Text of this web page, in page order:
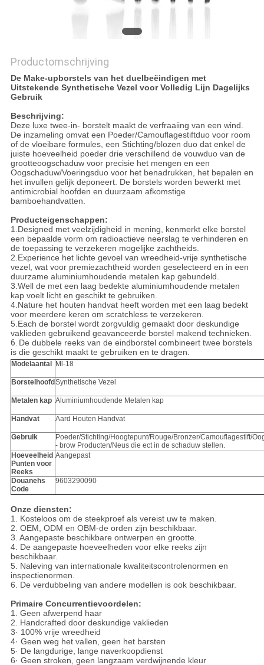
Productomschrijving
De Make-upborstels van het duelbeëindigen met
Uitstekende Synthetische Vezel voor Volledig Lijn Dagelijks
Gebruik
Beschrijving:
Deze luxe twee-in- borstelt maakt de verfraaiing van een wind.
De inzameling omvat een Poeder/Camouflagestiftduo voor room
of de vloeibare formules, een Stichting/blozen duo dat enkel de
juiste hoeveelheid poeder drie verschillend de vouwduo van de
grootteoogschaduw voor precisie het mengen en een
Oogschaduw/Voeringsduo voor het benadrukken, het bepalen en
het invullen gelijk deponeert. De borstels worden bewerkt met
antimicrobial hoofden en duurzaam afkomstige
bamboehandvatten.
Producteigenschappen:
1.Designed met veelzijdigheid in mening, kenmerkt elke borstel
een bepaalde vorm om radioactieve neerslag te verhinderen en
de toepassing te verzekeren mogelijke zachtheids.
2.Experience het lichte gevoel van wreedheid-vrije synthetische
vezel, wat voor premiezachtheid worden geselecteerd en in een
duurzame aluminiumhoudende metalen kap gebundeld.
3.Well de met een laag bedekte aluminiumhoudende metalen
kap voelt licht en geschikt te gebruiken.
4.Nature het houten handvat heeft worden met een laag bedekt
voor meerdere keren om scratchless te verzekeren.
5.Each de borstel wordt zorgvuldig gemaakt door deskundige
vaklieden gebruikend geavanceerde borstel makend technieken.
6. De dubbele reeks van de eindborstel combineert twee borstels
is die geschikt maakt te gebruiken en te dragen.
Modelaantal Ml-18
Borstelhoofd Synthetische Vezel
Metalen kap Aluminiumhoudende Metalen kap
Handvat Aard Houten Handvat
Gebruik
Poeder/Stichting/Hoogtepunt/Rouge/Bronzer/Camouflagestift/
- brow Producten/Neus die ect in de schaduw stellen.
Hoeveelheid
Punten voor
Reeks
Aangepast
Douanehs
Code
9603290090
Onze diensten:
1. Kosteloos om de steekproef als vereist uw te maken.
2. OEM, ODM en OBM-de orden zijn beschikbaar.
3. Aangepaste beschikbare ontwerpen en grootte.
4. De aangepaste hoeveelheden voor elke reeks zijn
beschikbaar.
5. Naleving van internationale kwaliteitscontrolenormen en
inspectienormen.
6. De verdubbeling van andere modellen is ook beschikbaar.
Primaire Concurrentievoordelen:
1. Geen afwerpend haar
2. Handcrafted door deskundige vaklieden
3· 100% vrije wreedheid
4· Geen weg het vallen, geen het barsten
5· De langdurige, lange naverkoopdienst
6· Geen stroken, geen langzaam verdwijnende kleur